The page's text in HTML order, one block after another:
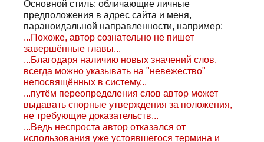
Основной стиль: обличающие личные
предположения в адрес сайта и меня,
параноидальной направленности, например:
...Похоже, автор сознательно не пишет
завершённые главы...
...Благодаря наличию новых значений слов,
всегда можно указывать на "невежество"
непосвящённых в систему...
...путём переопределения слов автор может
выдавать спорные утверждения за положения,
не требующие доказательств...
...Ведь неспроста автор отказался от
использования уже устоявшегося термина и